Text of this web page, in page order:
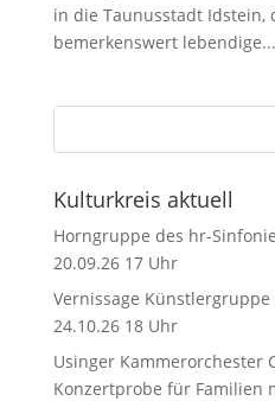
in die Taunusstadt Idstein,
bemerkenswert lebendige...
Kulturkreis aktuell
Horngruppe des hr-
20.09.26 17 Uhr
Vernissage
24.10.26 18 Uhr
Usinger Kammerorchester
Konzertprobe für Familien